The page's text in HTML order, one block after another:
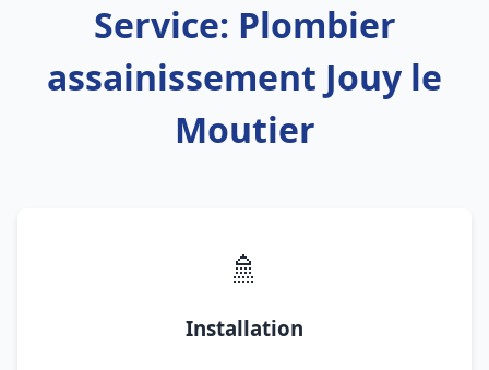
Service: Plombier
assainissement Jouy le
Moutier
🚿
Installation